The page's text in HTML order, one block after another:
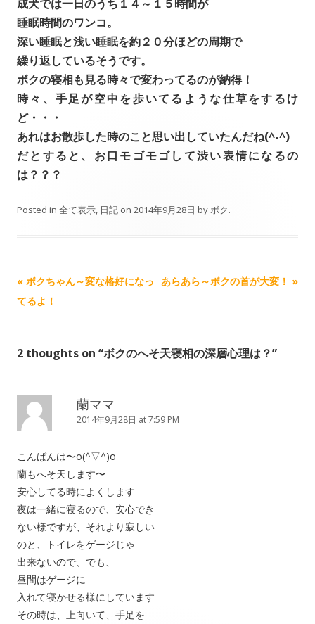
成犬では一日のうち１４～１５時間が
睡眠時間のワンコ。
深い睡眠と浅い睡眠を約２０分ほどの周期で
繰り返しているそうです。
ボクの寝相も見る時々で変わってるのが納得！
時々、手足が空中を歩いてるような仕草をするけ
ど・・・
あれはお散歩した時のこと思い出していたんだね(^-^)
だとすると、お口モゴモゴして渋い表情になるの
は？？？
Posted in 全て表示 日記 on 2014年9月28日 by ボク.
Post navigation
« ボクちゃん～変な格好になっ
てるよ！
あらあら～ボクの首が大変！ »
2 thoughts on “ボクのへそ天寝相の深層心理は？”
蘭ママ
2014年9月28日 at 7:59 PM
こんばんは〜o(^▽^)o
蘭もへそ天します〜
安心してる時によくします
夜は一緒に寝るので、安心でき
ない様ですが、それより寂しい
のと、トイレをゲージじゃ
出来ないので、でも、
昼間はゲージに
入れて寝かせる様にしています
その時は、上向いて、手足を